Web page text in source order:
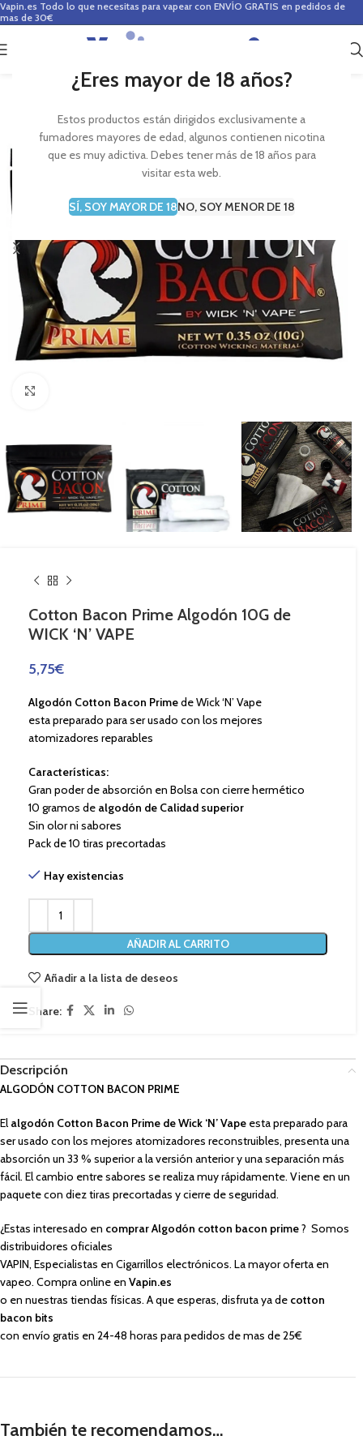
¿Eres mayor de 18 años?
Estos productos están dirigidos exclusivamente a
fumadores mayores de edad, algunos contienen nicotina
que es muy adictiva. Debes tener más de 18 años para
visitar esta web.
SÍ, SOY MAYOR DE 18NO, SOY MENOR DE 18
Vapin.es Todo lo que necesitas para vapear con ENVÍO GRATIS en pedidos de
mas de 30€
0
Cotton Bacon Prime Algodón 10G de
WICK ‘N’ VAPE
5,75€
Algodón Cotton Bacon Primede Wick ‘N’ Vape
esta preparado para ser usado con los mejores
atomizadores reparables
Características:
Gran poder de absorción en Bolsa con cierre hermético
10 gramos de algodón de Calidad superior
Sin olor ni sabores
Pack de 10 tiras precortadas
Hay existencias
AÑADIR AL CARRITO
Añadir a la lista de deseos
Share:
Descripción
ALGODÓN COTTON BACON PRIME
El algodón Cotton Bacon Prime de Wick ‘N’ Vape esta preparado para
ser usado con los mejores atomizadores reconstruibles, presenta una
absorción un 33 % superior a la versión anterior y una separación más
fácil. El cambio entre sabores se realiza muy rápidamente. Viene en un
paquete con diez tiras precortadas y cierre de seguridad.
¿Estas interesado en comprar Algodón cotton bacon prime? Somos
distribuidores oficiales
VAPIN, Especialistas en Cigarrillos electrónicos. La mayor oferta en
vapeo. Compra online en Vapin.es
o en nuestras tiendas físicas. A que esperas, disfruta ya de cotton
bacon bits
con envío gratis en 24-48 horas para pedidos de mas de 25€
También te recomendamos…